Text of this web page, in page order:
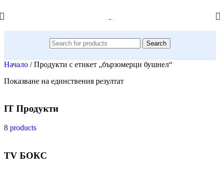
Search
Начало / Продукти с етикет „бързомерци бушнел“
Показване на единствения резултат
IT Продукти
8 products
TV БОКС